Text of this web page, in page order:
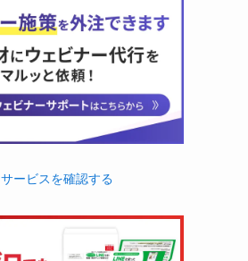
サービスを確認する